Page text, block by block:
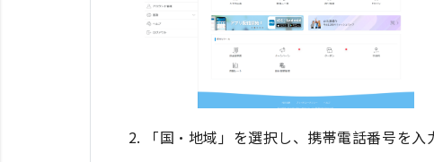
「国・地域」を選択し、携帯電話番号を